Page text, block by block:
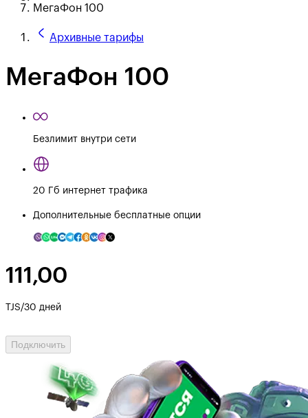
МегаФон 100
Архивные тарифы
МегаФон 100
Безлимит внутри сети
20 Гб интернет трафика
Дополнительные бесплатные опции
111,00
TJS/30 дней
Подключить